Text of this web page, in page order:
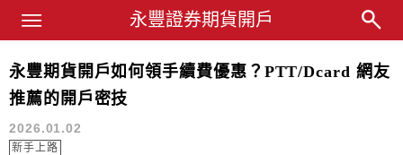
永豐業務經理杜昭逸Blog
永豐證券期貨開戶
Main Menu
永豐期貨開戶
永豐期貨開戶如何領手續費優惠？PTT/Dcard 網友
推薦的開戶密技
2026.01.02
新手上路